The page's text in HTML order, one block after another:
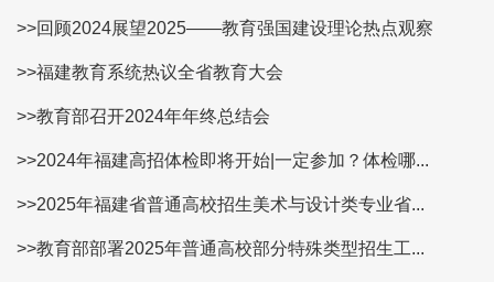
>>回顾2024展望2025——教育强国建设理论热点观察
>>福建教育系统热议全省教育大会
>>教育部召开2024年年终总结会
>>2024年福建高招体检即将开始|一定参加？体检哪...
>>2025年福建省普通高校招生美术与设计类专业省...
>>教育部部署2025年普通高校部分特殊类型招生工...